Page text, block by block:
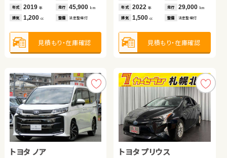
年式 2019 年 走行 45,900 km
排気 1,200 cc 整備 法定整備付
見積もり・在庫確認
年式 2022年 走行 29,000 km
排気 1,500cc 整備 法定整備付
見積もり・在庫確認
トヨタ ノア トヨタ プリウス
諸費用：18.6万円 （税込）
保証 あり 住所 岩手県
排気 2,000cc 整備 法定整備付
年式 2014年 走行 63,800 km
排気 2,400cc 整備 なし
見積もり・在庫確認
年式 2015 年 走行 79,100 km
排気 2,000 cc 整備 法定整備付
見積もり・在庫確認
年式 2018年 走行 56,600 km
排気 2,000cc 整備 法定整備付
見積もり・在庫確認
トヨタ ヴェルファイア スズキ アルト ＨＢ
年式 2021 年 走行 54,400 km
排気 1,000 cc 整備 法定整備付
見積もり・在庫確認
年式 2020年 走行 51,600 km
排気 1,300cc 整備 法定整備付
見積もり・在庫確認